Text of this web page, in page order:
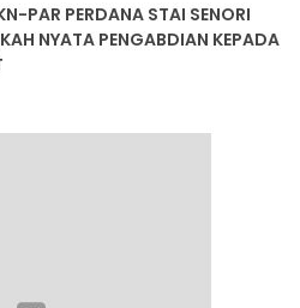
PAR PERDANA STAI SENORI
NYATA PENGABDIAN KEPADA